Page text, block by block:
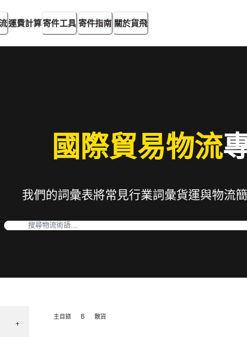
運費計算寄件工具 寄件指南 關於貨飛
國際貿易物流
我們的詞彙表將常見行業詞彙貨運與物流
+
主目錄 B 散貨